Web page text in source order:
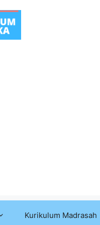
Kurikulum Madrasah